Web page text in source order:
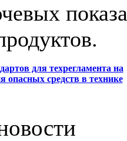
для техрегламента на
опасных средств в технике